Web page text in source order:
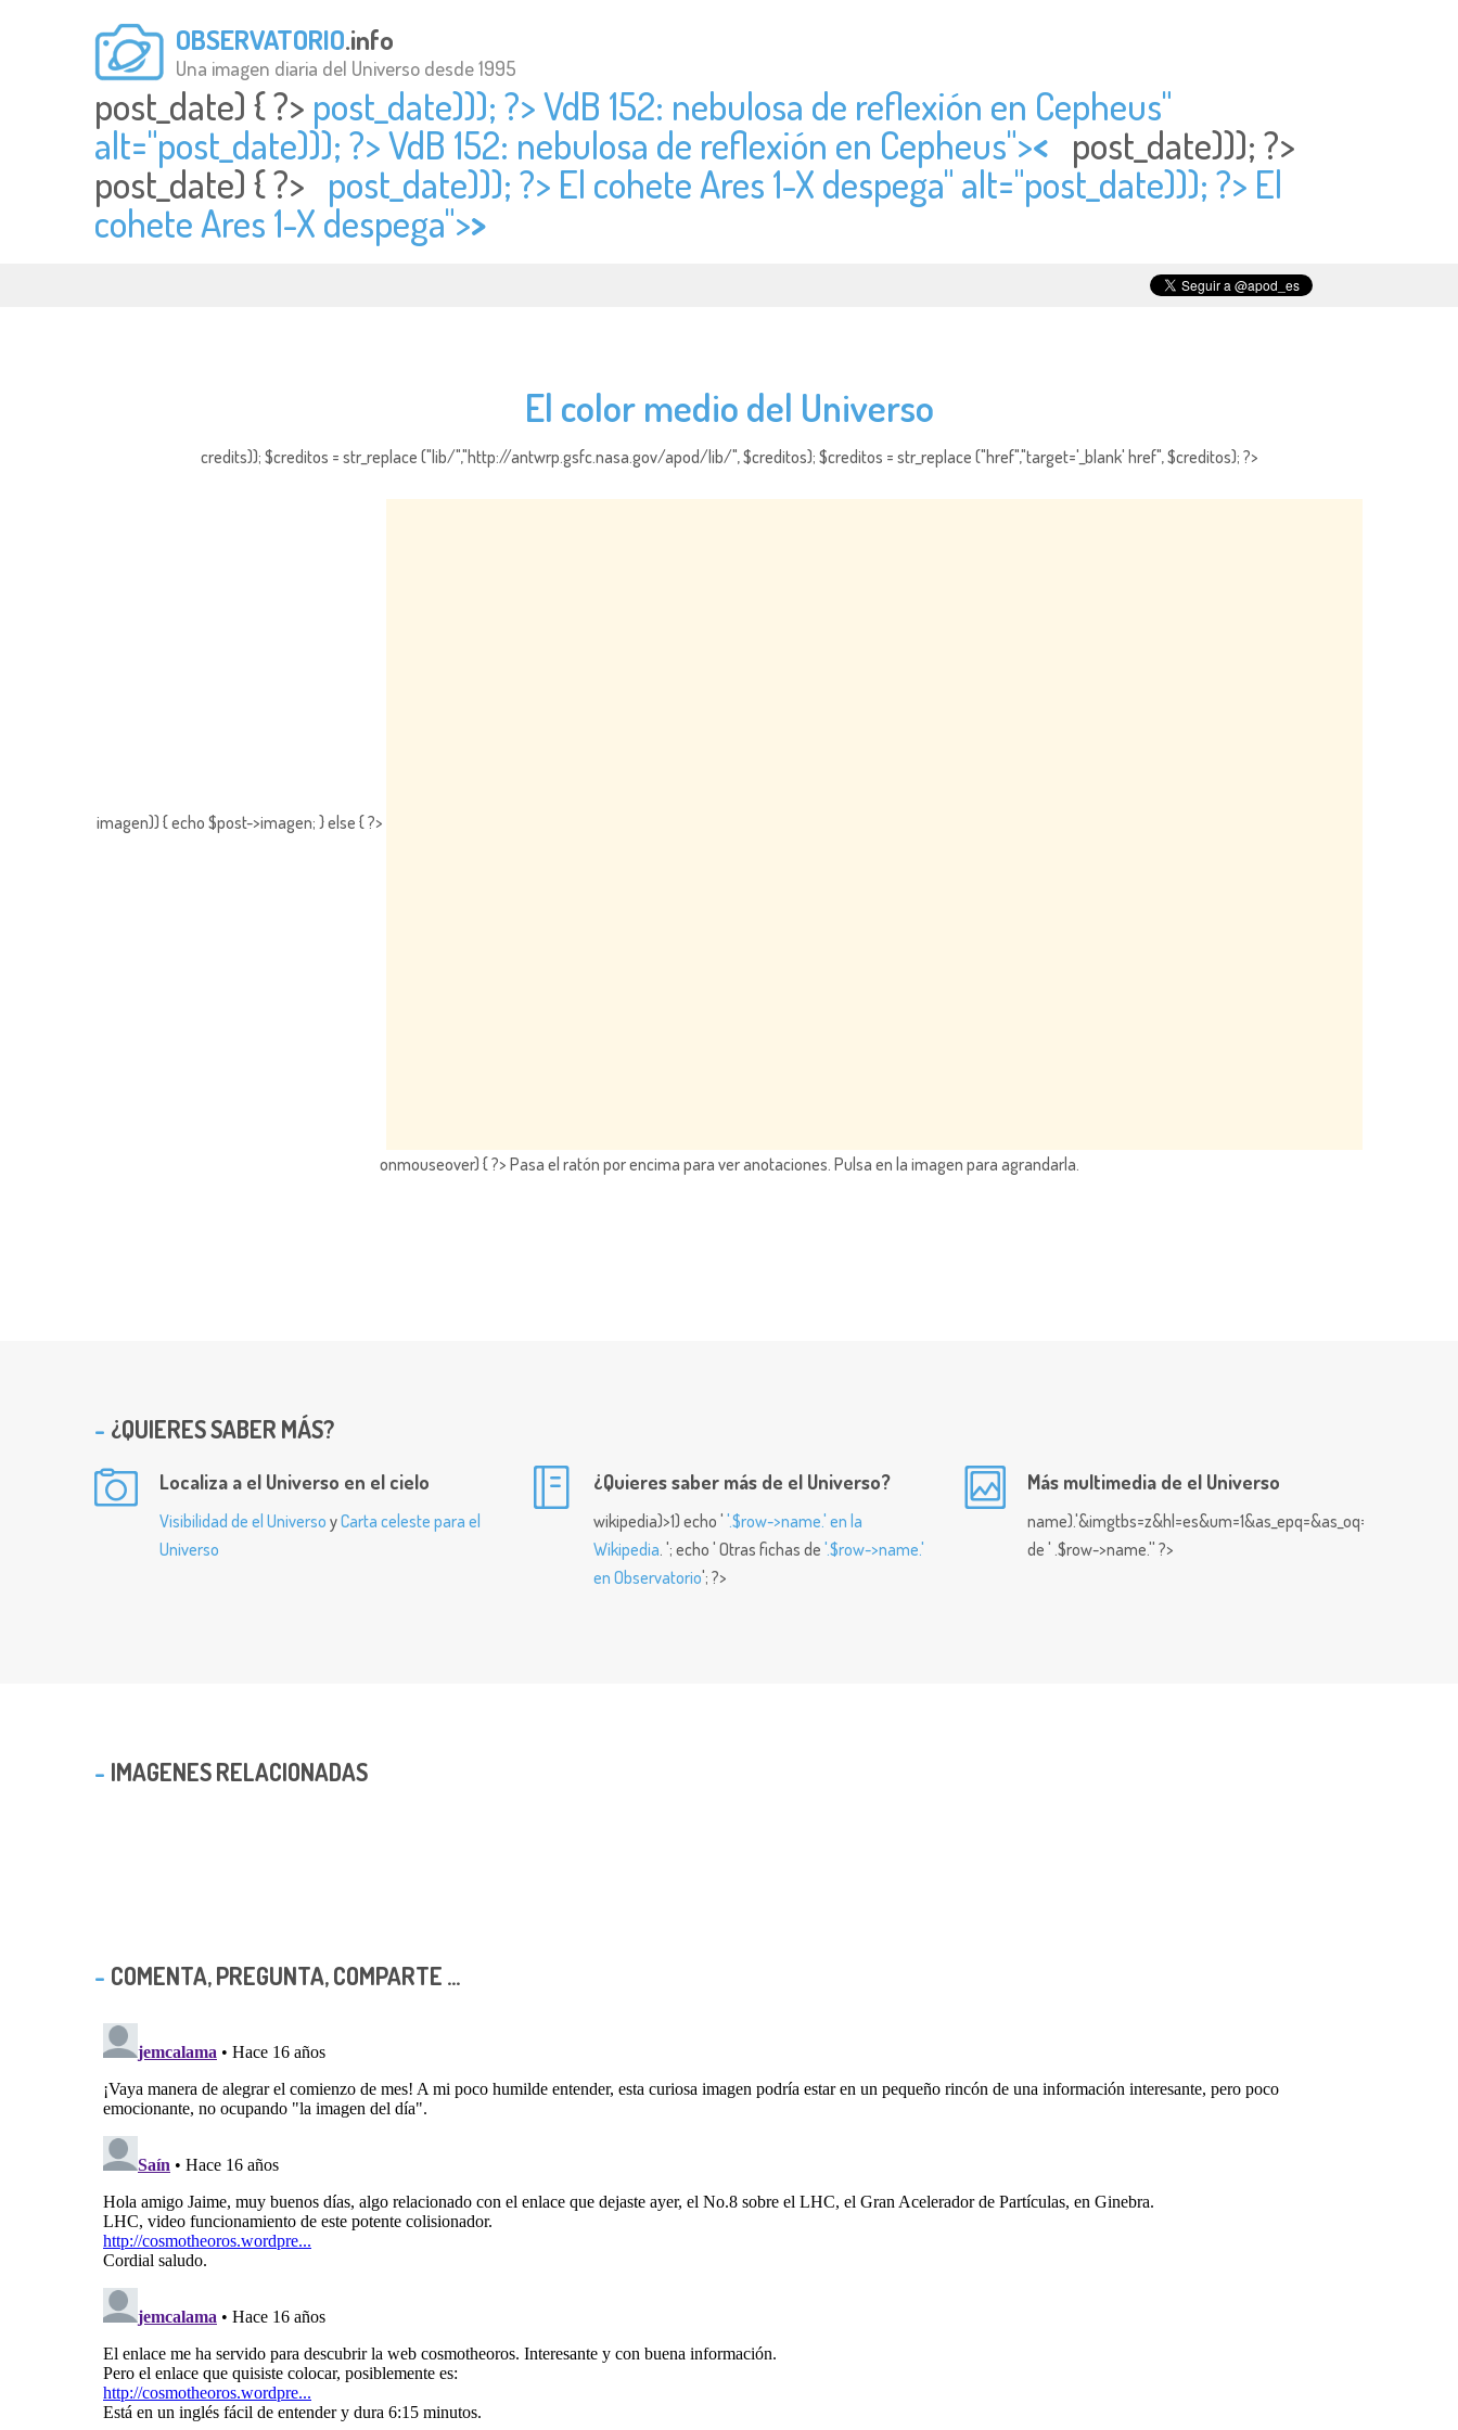
OBSERVATORIO.info
Una imagen diaria del Universo desde 1995
post_date) { ?> post_date))); ?> VdB 152: nebulosa de reflexión en Cepheus"
alt="post_date))); ?> VdB 152: nebulosa de reflexión en Cepheus">< post_date))); ?>
post_date) { ?> post_date))); ?> El cohete Ares 1-X despega" alt="post_date))); ?> El
cohete Ares 1-X despega">>
El color medio del Universo
credits)); $creditos = str_replace ("lib/","http://antwrp.gsfc.nasa.gov/apod/lib/", $creditos); $creditos = str_replace ("href","target='_blank' href", $creditos); ?>
imagen)) { echo $post->imagen; } else { ?>
onmouseover) { ?> Pasa el ratón por encima para ver anotaciones. Pulsa en la imagen para agrandarla.
¿QUIERES SABER MÁS?
Localiza a el Universo en el cielo
Visibilidad de el Universo yCarta celeste para el
Universo
¿Quieres saber más de el Universo?
wikipedia)>1) echo ' '.$row->name.' en la
Wikipedia. '; echo ' Otras fichas de '.$row->name.'
en Observatorio'; ?>
Más multimedia de el Universo
de ' .$row->name.'' ?>
IMAGENES RELACIONADAS
COMENTA, PREGUNTA, COMPARTE ...